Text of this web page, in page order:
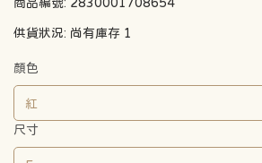
供貨狀況: 尚有庫存 1
顏色
紅
尺寸